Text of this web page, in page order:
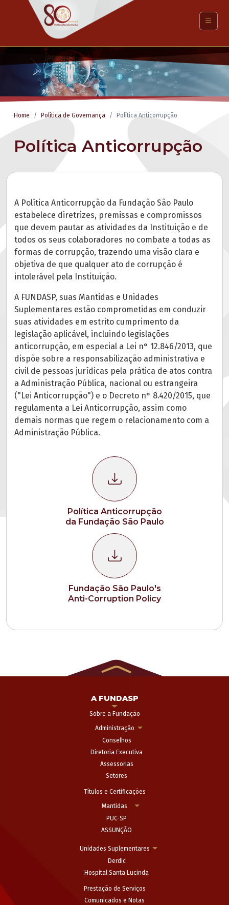
Home Política de Governança Política Anticorrupção
Política Anticorrupção
A Política Anticorrupção da Fundação São Paulo
estabelece diretrizes, premissas e compromissos
que devem pautar as atividades da Instituição e de
todos os seus colaboradores no combate a todas as
formas de corrupção, trazendo uma visão clara e
objetiva de que qualquer ato de corrupção é
intolerável pela Instituição.
A FUNDASP, suas Mantidas e Unidades
Suplementares estão comprometidas em conduzir
suas atividades em estrito cumprimento da
legislação aplicável, incluindo legislações
anticorrupção, em especial a Lei n° 12.846/2013, que
dispõe sobre a responsabilização administrativa e
civil de pessoas jurídicas pela prática de atos contra
a Administração Pública, nacional ou estrangeira
("Lei Anticorrupção") e o Decreto n° 8.420/2015, que
regulamenta a Lei Anticorrupção, assim como
demais normas que regem o relacionamento com a
Administração Pública.
Política Anticorrupção
da Fundação São Paulo
Fundação São Paulo's
Anti-Corruption Policy
A FUNDASP
Sobre a Fundação
Administração
Conselhos
Diretoria Executiva
Assessorias
Setores
Títulos e Certificações
Mantidas
PUC-SP
ASSUNÇÃO
Unidades Suplementares
Derdic
Hospital Santa Lucinda
Prestação de Serviços
Comunicados e Notas